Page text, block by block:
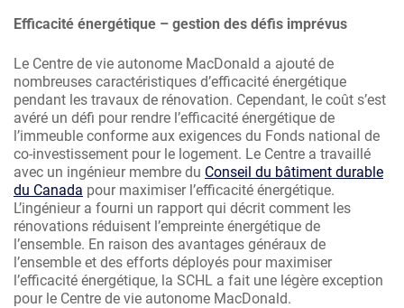
Efficacité énergétique – gestion des défis imprévus
Le Centre de vie autonome MacDonald a ajouté de
nombreuses caractéristiques d’efficacité énergétique
pendant les travaux de rénovation. Cependant, le coût s’est
avéré un défi pour rendre l’efficacité énergétique de
l’immeuble conforme aux exigences du Fonds national de
co-investissement pour le logement. Le Centre a travaillé
avec un ingénieur membre du Conseil du bâtiment durable
du Canada pour maximiser l’efficacité énergétique.
L’ingénieur a fourni un rapport qui décrit comment les
rénovations réduisent l’empreinte énergétique de
l’ensemble. En raison des avantages généraux de
l’ensemble et des efforts déployés pour maximiser
l’efficacité énergétique, la SCHL a fait une légère exception
pour le Centre de vie autonome MacDonald.